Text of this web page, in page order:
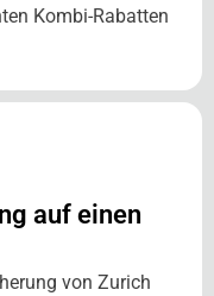
Kombi-Rabatten
auf einen
von Zurich